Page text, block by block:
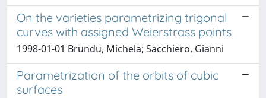
On the varieties parametrizing trigonal
curves with assigned Weierstrass points
1998-01-01 Brundu, Michela; Sacchiero, Gianni
Parametrization of the orbits of cubic
surfaces